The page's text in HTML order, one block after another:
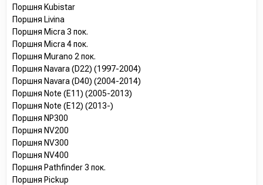
Поршня Kubistar
Поршня Livina
Поршня Micra 3 пок.
Поршня Micra 4 пок.
Поршня Murano 2 пок.
Поршня Navara (D22) (1997-2004)
Поршня Navara (D40) (2004-2014)
Поршня Note (E11) (2005-2013)
Поршня Note (E12) (2013-)
Поршня NP300
Поршня NV200
Поршня NV300
Поршня NV400
Поршня Pathfinder 3 пок.
Поршня Pickup